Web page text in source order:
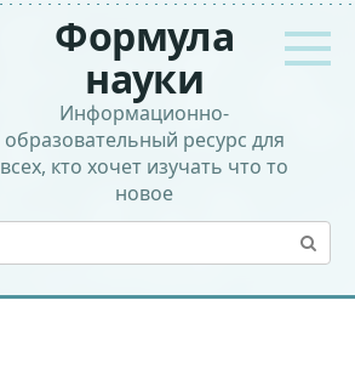
Формула
науки
Информационно-
образовательный ресурс для
всех, кто хочет изучать что то
новое